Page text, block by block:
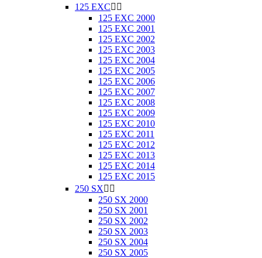
125 EXC 
125 EXC 2000
125 EXC 2001
125 EXC 2002
125 EXC 2003
125 EXC 2004
125 EXC 2005
125 EXC 2006
125 EXC 2007
125 EXC 2008
125 EXC 2009
125 EXC 2010
125 EXC 2011
125 EXC 2012
125 EXC 2013
125 EXC 2014
125 EXC 2015
250 SX 
250 SX 2000
250 SX 2001
250 SX 2002
250 SX 2003
250 SX 2004
250 SX 2005